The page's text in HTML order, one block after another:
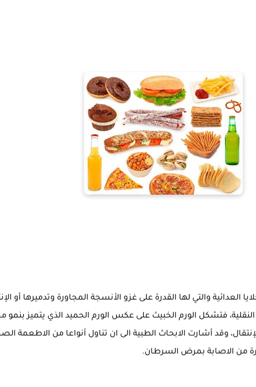
والتي لها القدرة على غزو الأنسجة المجاورة وتدميرها أو
فتشكل الورم الخبيث على عكس الورم الحميد الذي يتميز بنمو
وقد أشارت الابحاث الطبية الى ان تناول أنواعا من الاطعمة
من الاصابة بمرض السرطان.